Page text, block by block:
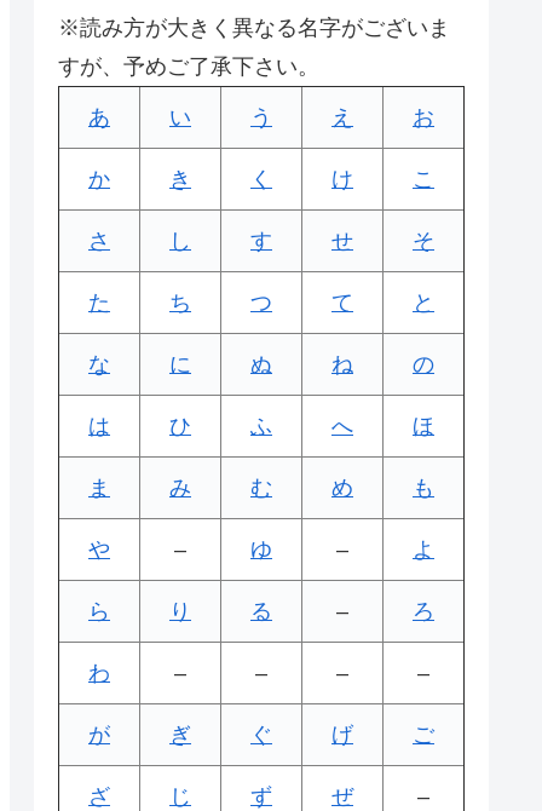
※読み方が大きく異なる名字がございま
すが、予めご了承下さい。
あ い う え お
か き く け こ
さ し す せ そ
た ち つ て と
な に ぬ ね の
は ひ ふ へ ほ
ま み む め も
や – ゆ – よ
ら り る – ろ
わ – – – –
が ぎ ぐ げ ご
ざ じ ず ぜ –